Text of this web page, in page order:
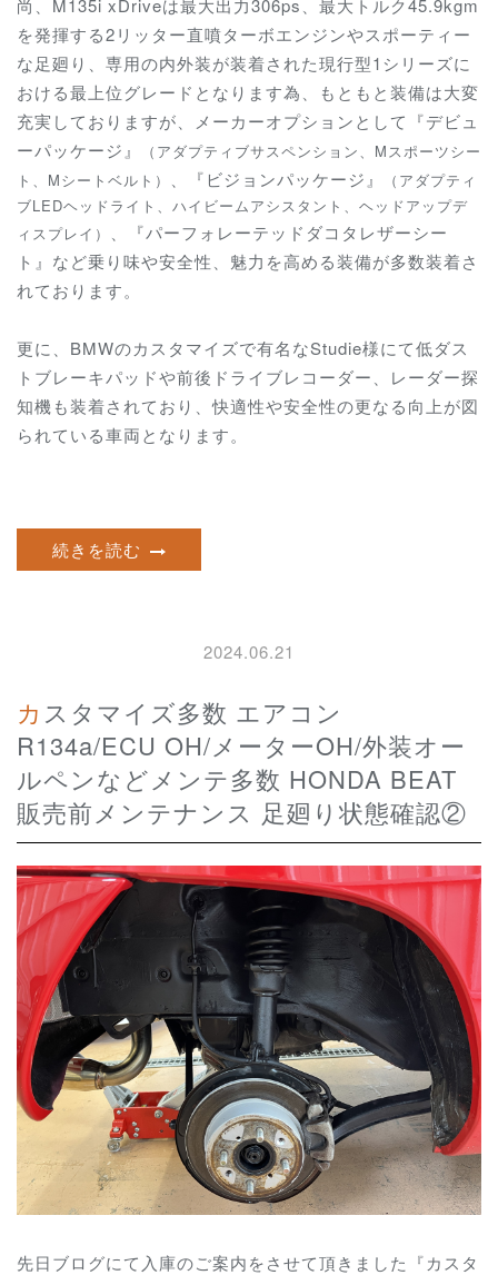
を発揮する2リッター直噴ターボエンジンやスポーティー
な足廻り、専用の内外装が装着された現行型1シリーズに
おける最上位グレードとなります為、もともと装備は大変
充実しておりますが、
メーカーオプションとして『デビュ
ーパッケージ』
（アダプティブサスペンション、Mスポーツシー
ト、Mシートベルト）
、『ビジョンパッケージ』
（アダプティ
ブLEDヘッドライト、ハイビームアシスタント、ヘッドアップデ
ィスプレイ）
、『パーフォレーテッドダコタレザーシー
ト』など乗り味や安全性、魅力を高める装備が多数装着さ
れております。
更に、BMWのカスタマイズで有名なStudie様にて低ダス
トブレーキパッドや前後ドライブレコーダー、レーダー探
知機も装着されており、快適性や安全性の更なる向上が図
られている車両となります。
続きを読む
2024.06.21
カスタマイズ多数 エアコン
R134a/ECU OH/メーターOH/外装オー
ルペンなどメンテ多数 HONDA BEAT
販売前メンテナンス 足廻り状態確認②
先日ブログにて入庫のご案内をさせて頂きました『カスタ